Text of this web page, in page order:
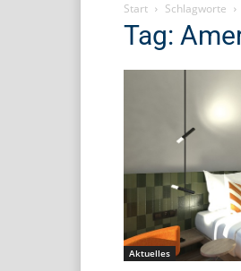
Start Schlagworte
Tag:
Aktuelles